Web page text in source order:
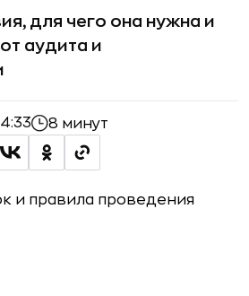
для чего она нужна и
аудита и
8 минут